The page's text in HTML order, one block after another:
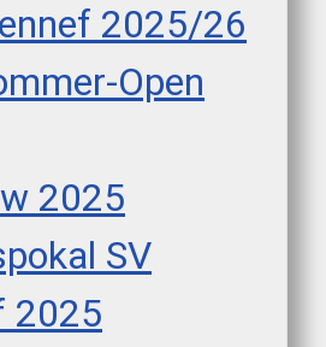
2025/26
Open
2025
SV
2025